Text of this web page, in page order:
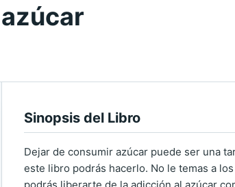
Sinopsis del Libro
Dejar de consumir azúcar puede ser una
este libro podrás hacerlo. No le temas a